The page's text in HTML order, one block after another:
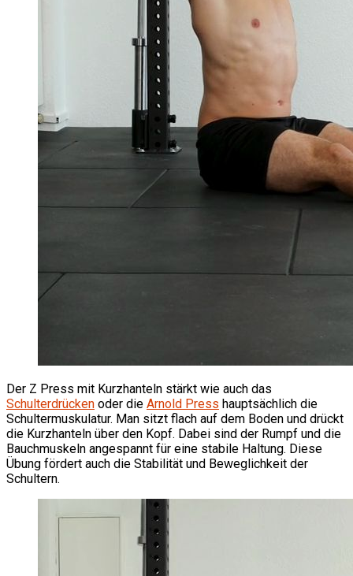
Der Z Press mit Kurzhanteln stärkt wie auch das
Schulterdrücken oder die Arnold Press hauptsächlich die
Schultermuskulatur. Man sitzt flach auf dem Boden und drückt
die Kurzhanteln über den Kopf. Dabei sind der Rumpf und die
Bauchmuskeln angespannt für eine stabile Haltung. Diese
Übung fördert auch die Stabilität und Beweglichkeit der
Schultern.